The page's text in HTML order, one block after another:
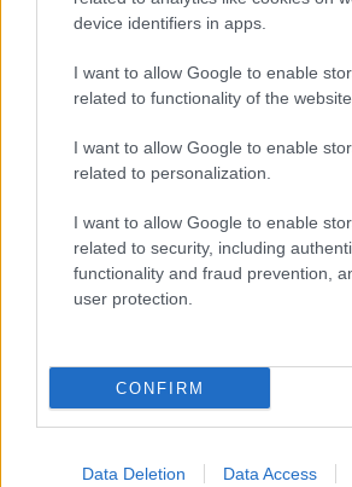
device identifiers in apps.
I want to allow Google to enable
related to functionality of the
I want to allow Google to enable
related to personalization.
I want to allow Google to enable
related to security, including
functionality and fraud prevention,
user protection.
CONFIRM
Data Deletion Data Access
most rajtunk a sor szokajank hozza
Mert az adatokat te sajat
mint mindneki, nezd meg a
eletebe belelatsz :)
vagy a google :) a minap
dalmata76
15 éve